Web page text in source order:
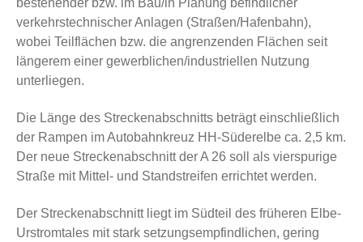
bestehender bzw. im Bau/in Planung befindlicher
verkehrstechnischer Anlagen (Straßen/Hafenbahn),
wobei Teilflächen bzw. die angrenzenden Flächen seit
längerem einer gewerblichen/industriellen Nutzung
unterliegen.
Die Länge des Streckenabschnitts beträgt einschließlich
der Rampen im Autobahnkreuz HH-Süderelbe ca. 2,5 km.
Der neue Streckenabschnitt der A 26 soll als vierspurige
Straße mit Mittel- und Standstreifen errichtet werden.
Der Streckenabschnitt liegt im Südteil des früheren Elbe-
Urstromtales mit stark setzungsempfindlichen, gering